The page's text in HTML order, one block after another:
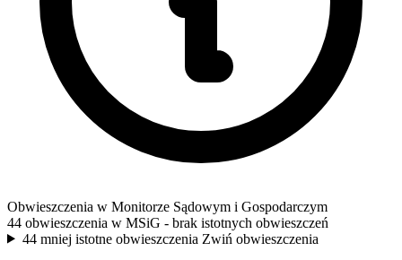
Obwieszczenia w Monitorze Sądowym i Gospodarczym
44 obwieszczenia w MSiG - brak istotnych obwieszczeń
44 mniej istotne obwieszczenia Zwiń obwieszczenia